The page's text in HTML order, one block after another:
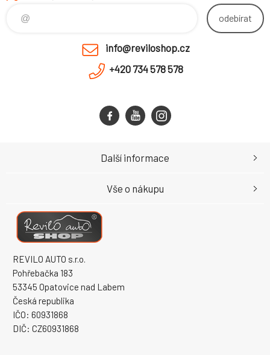
odebírat
info@reviloshop.cz
+420 734 578 578
REVILO AUTO s.r.o.
Pohřebačka 183
53345 Opatovice nad Labem
Česká republika
IČO: 60931868
DIČ: CZ60931868
Další informace
Vše o nákupu